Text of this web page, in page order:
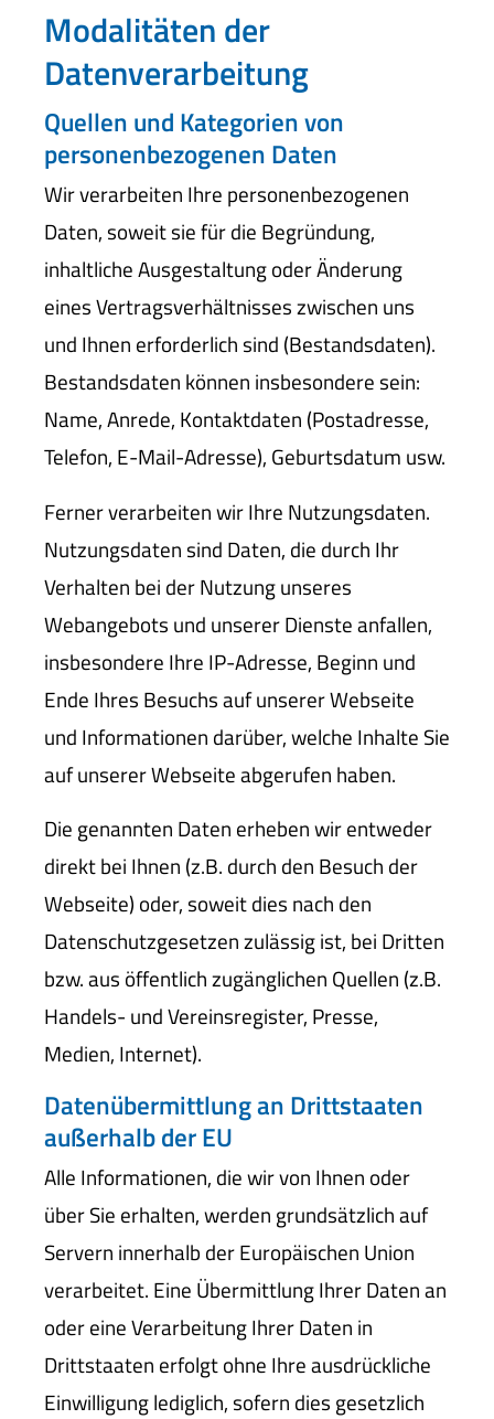
Modalitäten der
Datenverarbeitung
Quellen und Kategorien von
personenbezogenen Daten
Wir verarbeiten Ihre personenbezogenen
Daten, soweit sie für die Begründung,
inhaltliche Ausgestaltung oder Änderung
eines Vertragsverhältnisses zwischen uns
und Ihnen erforderlich sind (Bestandsdaten).
Bestandsdaten können insbesondere sein:
Name, Anrede, Kontaktdaten (Postadresse,
Telefon, E-Mail-Adresse), Geburts­datum usw.
Ferner verarbeiten wir Ihre Nutzungsdaten.
Nutzungsdaten sind Daten, die durch Ihr
Verhalten bei der Nutzung unseres
Webangebots und unserer Dienste anfallen,
insbesondere Ihre IP-Adresse, Beginn und
Ende Ihres Besuchs auf unserer Webseite
und Informationen darüber, welche Inhalte Sie
auf unserer Webseite abgerufen haben.
Die genannten Daten erheben wir entweder
direkt bei Ihnen (z.B. durch den Besuch der
Webseite) oder, soweit dies nach den
Datenschutzgesetzen zulässig ist, bei Dritten
bzw. aus öffentlich zugänglichen Quellen (z.B.
Handels- und Vereinsregister, Presse,
Medien, Internet).
Datenübermittlung an Drittstaaten
außerhalb der EU
Alle Informationen, die wir von Ihnen oder
über Sie erhalten, werden grundsätzlich auf
Servern innerhalb der Europäischen Union
verarbeitet. Eine Übermittlung Ihrer Daten an
oder eine Verarbeitung Ihrer Daten in
Drittstaaten erfolgt ohne Ihre ausdrückliche
Einwilligung lediglich, sofern dies gesetzlich